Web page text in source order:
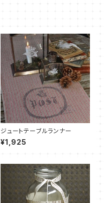
ジュートテーブルランナー
¥1,925